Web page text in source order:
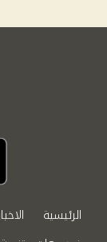
الرئيسية